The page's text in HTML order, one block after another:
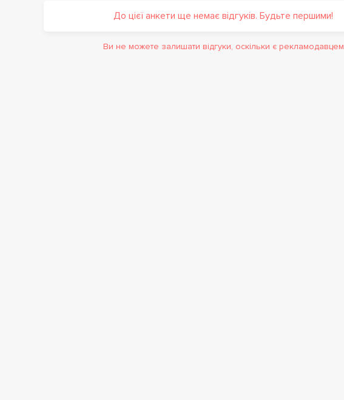
До цієї анкети ще немає відгуків. Будьте першими!
Ви не можете залишати відгуки, оскільки є рекламодавцем